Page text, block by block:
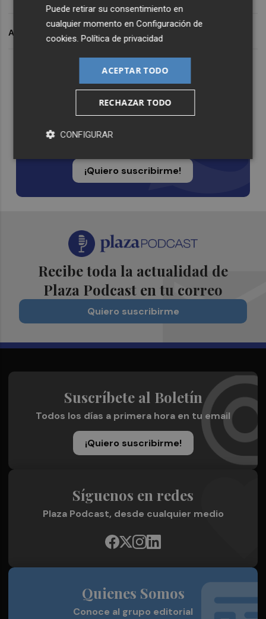
Lo Más Escuchado
Suscríbete al canal de
Whatsapp
¡Quiero suscribirme!
ARCHIVADO EN
Recibe toda la actualidad de
Plaza Podcast en tu correo
Quiero suscribirme
Suscríbete al Boletín
Todos los días a primera hora en tu email
¡Quiero suscribirme!
Síguenos en redes
Plaza Podcast, desde cualquier medio
Quienes Somos
Conoce al grupo editorial
Puede retirar su consentimiento en
cualquier momento enConfiguración de
cookies .Política de privacidad
ACEPTAR TODO
RECHAZAR TODO
CONFIGURAR